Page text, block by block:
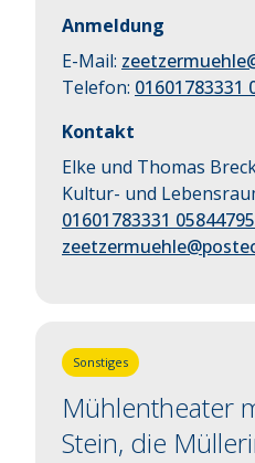
Anmeldung
E-Mail:
Telefon: 01601783331
Kontakt
Elke und Thomas
Kultur- und
01601783331
Sonstiges
Mühlentheater
Stein, die